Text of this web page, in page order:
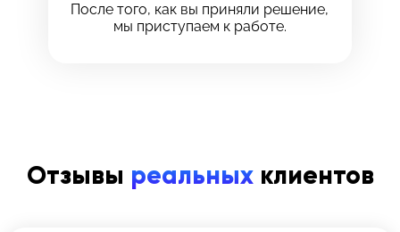
После того, как вы приняли решение,
мы приступаем к работе.
Отзывы реальныхклиентов